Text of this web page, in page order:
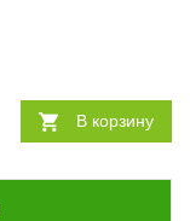
В корзину